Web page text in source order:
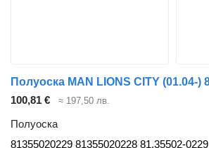
100,81 € ≈ 197,50 лв.
Полуоска
81355020229 81355020228 81.35502-0229